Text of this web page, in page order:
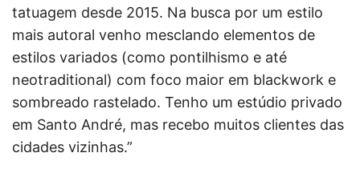
tatuagem desde 2015. Na busca por um estilo
mais autoral venho mesclando elementos de
estilos variados (como pontilhismo e até
neotraditional) com foco maior em blackwork e
sombreado rastelado. Tenho um estúdio privado
em Santo André, mas recebo muitos clientes das
cidades vizinhas.”